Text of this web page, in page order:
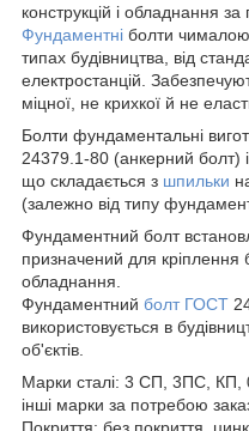
конструкцій і обладнання
Фундаментні болти чималою
типах будівництва, від
електростанцій.
міцної, не крихкої й не
Болти фундаментальні
24379.1-80 (анкерний болт)
що складається з шпильки
(залежно від типу
Фундаментний болт
призначений для кріплення
обладнання.
Фундаментний болт ГОСТ
використовується в
об'єктів.
Марки сталі: 3 СП, 3ПС, КП,
інші марки за потребою
Покриття: без покриття, цинк.